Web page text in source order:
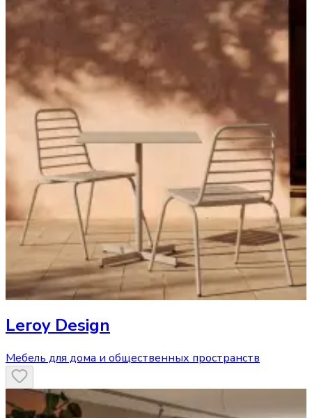
Leroy Design
Мебель для дома и общественных пространств